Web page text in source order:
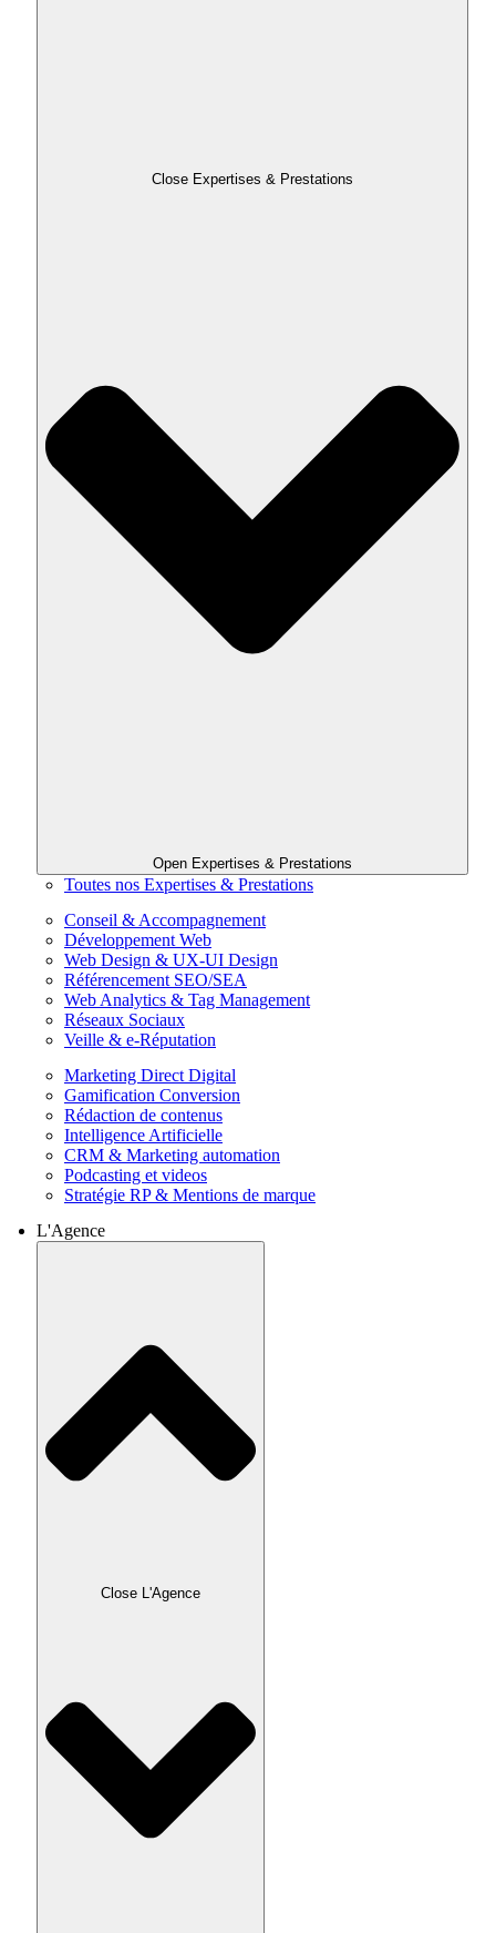
Close Expertises & Prestations
Open Expertises & Prestations
Toutes nos Expertises & Prestations
Conseil & Accompagnement
Développement Web
Web Design & UX-UI Design
Référencement SEO/SEA
Web Analytics & Tag Management
Réseaux Sociaux
Veille & e-Réputation
Marketing Direct Digital
Gamification Conversion
Rédaction de contenus
Intelligence Artificielle
CRM & Marketing automation
Podcasting et videos
Stratégie RP & Mentions de marque
L'Agence
Close L'Agence